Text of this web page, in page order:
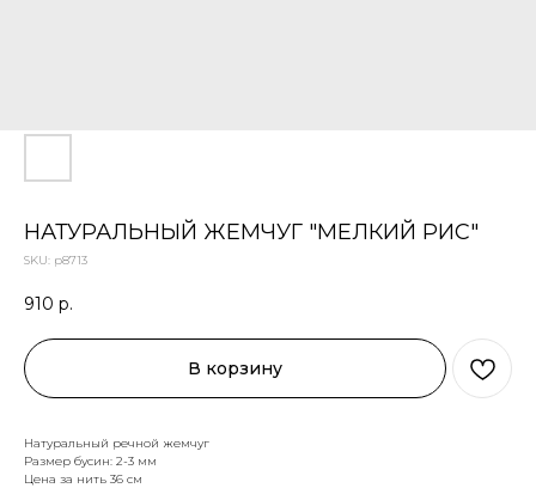
НАТУРАЛЬНЫЙ ЖЕМЧУГ "МЕЛКИЙ РИС"
SKU: р8713
910 р.
В корзину
Натуральный речной жемчуг
Размер бусин: 2-3 мм
Цена за нить 36 см